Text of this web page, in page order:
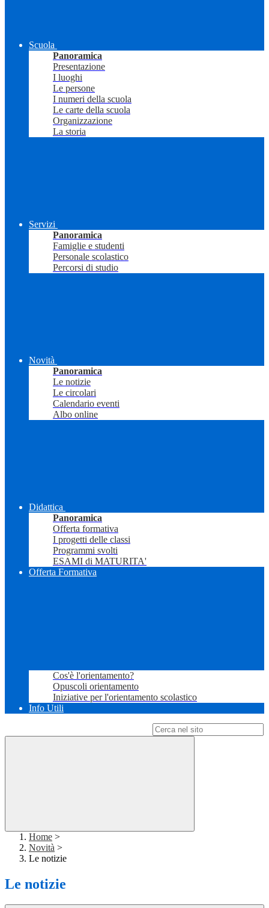
Scuola
Panoramica
Presentazione
I luoghi
Le persone
I numeri della scuola
Le carte della scuola
Organizzazione
La storia
Servizi
Panoramica
Famiglie e studenti
Personale scolastico
Percorsi di studio
Novità
Panoramica
Le notizie
Le circolari
Calendario eventi
Albo online
Didattica
Panoramica
Offerta formativa
I progetti delle classi
Programmi svolti
ESAMI di MATURITA'
Offerta Formativa
Cos'è l'orientamento?
Opuscoli orientamento
Iniziative per l'orientamento scolastico
Info Utili
Home >
Novità >
Le notizie
Le notizie